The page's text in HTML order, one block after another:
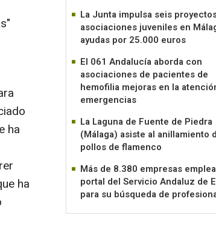
ha
ha
La Junta impulsa seis
asociaciones juveniles en
ayudas por 25.000 euros
El 061 Andalucía aborda con
asociaciones de pacientes de
hemofilia mejoras en la
emergencias
La Laguna de Fuente de Piedra
(Málaga) asiste al anillamiento
pollos de flamenco
Más de 8.380 empresas
portal del Servicio Andaluz de
para su búsqueda de